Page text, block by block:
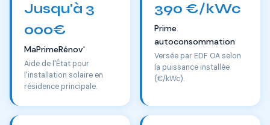
Jusqu'à 3
000€
MaPrimeRénov'
Aide de l'État pour
l'installation solaire en
résidence principale.
390 €/kWc
Prime
autoconsommation
Versée par EDF OA selon
la puissance installée
(€/kWc).